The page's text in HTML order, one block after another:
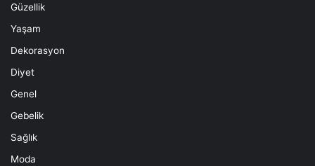
Güzellik
Yaşam
Dekorasyon
Diyet
Genel
Gebelik
Sağlık
Moda